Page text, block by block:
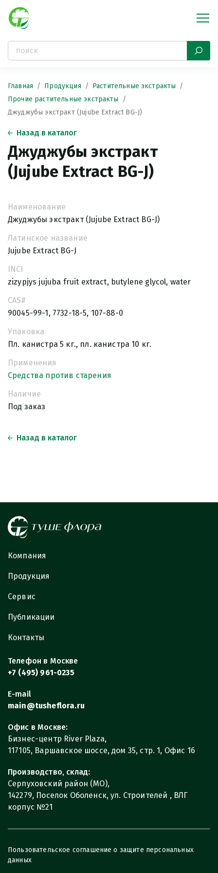
Главная Продукция
Растительные экстракты
Прочие растительные экстракты
Джуджубы экстракт (Jujube Extract BG-J)
Назад в каталог
Джуджубы экстракт
(Jujube Extract BG-J)
Наименование
Джуджубы экстракт (Jujube Extract BG-J)
Латинское название
Jujube Extract BG-J
INCI
zizypjys jujuba fruit extract, butylene glycol, water
CAS#
90045-99-1, 7732-18-5, 107-88-0
Упаковка
Пл. канистра 5 кг., пл. канистра 10 кг.
Применения
Средства против старения
Наличие
Под заказ
Назад в каталог
Компания
Продукция
Сервис
Публикации
Контакты
Телефон в Москве
+7 (495) 961-0235
E-mail
main@tusheflora.ru
Офис в Москве:
Бизнес-центр River Plaza,
117105, Варшавское шоссе, дом 35, стр. 1, Офис 16
Производство, склад:
Серпуховский район (МО),
142279, Поселок Оболенск, ул. Строителей , ВЛГ
корпус №21
Пользовательское соглашение о защите персональных
данных